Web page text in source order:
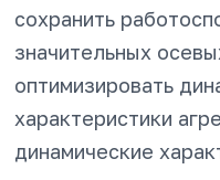
сохранить
значительных
оптимизировать
характеристики
динамические